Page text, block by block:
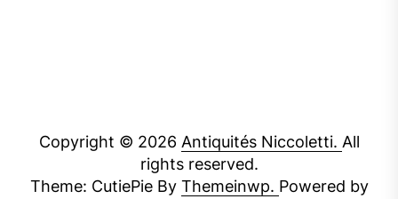
Copyright © 2026 Antiquités Niccoletti. All
rights reserved.
Theme: CutiePie By Themeinwp. Powered by